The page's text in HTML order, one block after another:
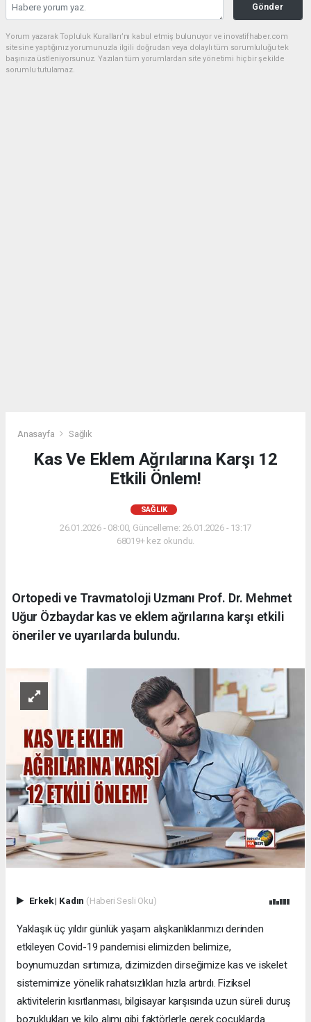
Gönder
Yorum yazarak Topluluk Kuralları’nı kabul etmiş bulunuyor ve inovatifhaber.com
sitesine yaptığınız yorumunuzla ilgili doğrudan veya dolaylı tüm sorumluluğu tek
başınıza üstleniyorsunuz. Yazılan tüm yorumlardan site yönetimi hiçbir şekilde
sorumlu tutulamaz.
Anasayfa Sağlık
Kas Ve Eklem Ağrılarına Karşı 12
Etkili Önlem!
SAĞLIK
26.01.2026 - 08:00, Güncelleme: 26.01.2026 - 13:17
68019+ kez okundu.
Ortopedi ve Travmatoloji Uzmanı Prof. Dr. Mehmet
Uğur Özbaydar kas ve eklem ağrılarına karşı etkili
öneriler ve uyarılarda bulundu.
Erkek| Kadın (Haberi Sesli Oku)
Yaklaşık üç yıldır günlük yaşam alışkanlıklarımızı derinden
etkileyen Covid-19 pandemisi elimizden belimize,
boynumuzdan sırtımıza, dizimizden dirseğimize kas ve iskelet
sistemimize yönelik rahatsızlıkları hızla artırdı. Fiziksel
aktivitelerin kısıtlanması, bilgisayar karşısında uzun süreli duruş
bozuklukları ve kilo alımı gibi faktörlerle gerek çocuklarda